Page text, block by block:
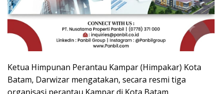
Ketua Himpunan Perantau Kampar (Himpakar) Kota
Batam, Darwizar mengatakan, secara resmi tiga